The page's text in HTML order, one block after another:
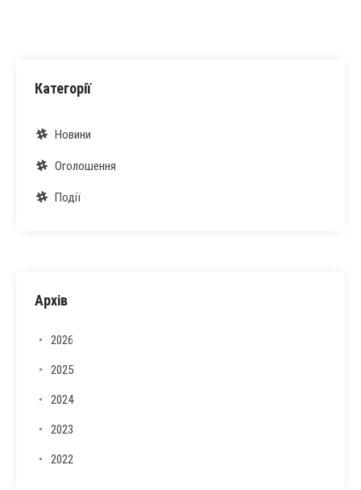
Категорії
Новини
Оголошення
Події
Архів
2026
2025
2024
2023
2022